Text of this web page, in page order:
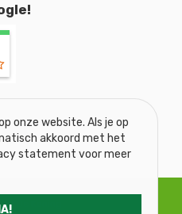
De Koning
onze website. Als je op
akkoord met het
statement voor meer